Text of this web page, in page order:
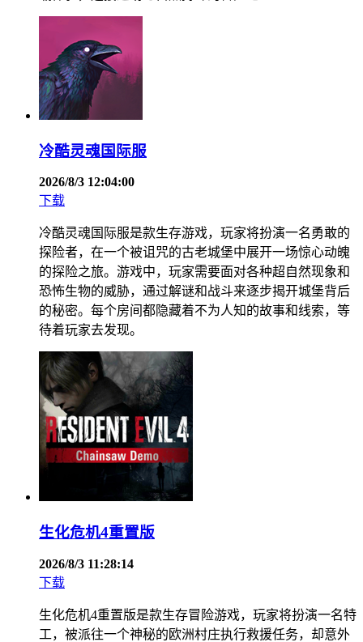
冷酷灵魂国际服
2026/8/3 12:04:00
下载
冷酷灵魂国际服是款生存游戏，玩家将扮演一名勇敢的
探险者，在一个被诅咒的古老城堡中展开一场惊心动魄
的探险之旅。游戏中，玩家需要面对各种超自然现象和
恐怖生物的威胁，通过解谜和战斗来逐步揭开城堡背后
的秘密。每个房间都隐藏着不为人知的故事和线索，等
待着玩家去发现。
生化危机4重置版
2026/8/3 11:28:14
下载
生化危机4重置版是款生存冒险游戏，玩家将扮演一名特
工，被派往一个神秘的欧洲村庄执行救援任务，却意外